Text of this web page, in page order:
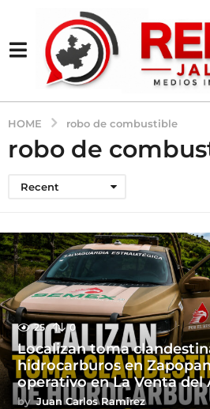
HOME robo de combustible
robo de
Recent
25 0
Localizan toma
hidrocarburos en
operativo en La Venta del
by Juan Carlos Ramirez